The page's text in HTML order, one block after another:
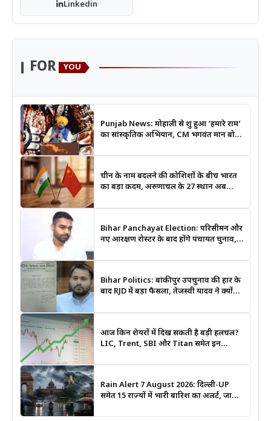
Linkedin
FOR YOU
Punjab News: मोहाली से शुरू हुआ ‘हमारे राम’
का सांस्कृतिक अभियान, CM भगवंत मान बोले-
चीन के नाम बदलने की कोशिशों के बीच भारत
का बड़ा कदम, अरुणाचल के 27 स्थान अब
Bihar Panchayat Election: परिसीमन और
नए आरक्षण रोस्टर के बाद होंगे पंचायत चुनाव,
Bihar Politics: बांकीपुर उपचुनाव की हार के
बाद RJD में बड़ा फैसला, तेजस्वी यादव ने क्यों
आज किन शेयरों में दिख सकती है बड़ी हलचल?
LIC, Trent, SBI और Titan समेत इन
Rain Alert 7 August 2026: दिल्ली-UP
समेत 15 राज्यों में भारी बारिश का अलर्ट, जानिए